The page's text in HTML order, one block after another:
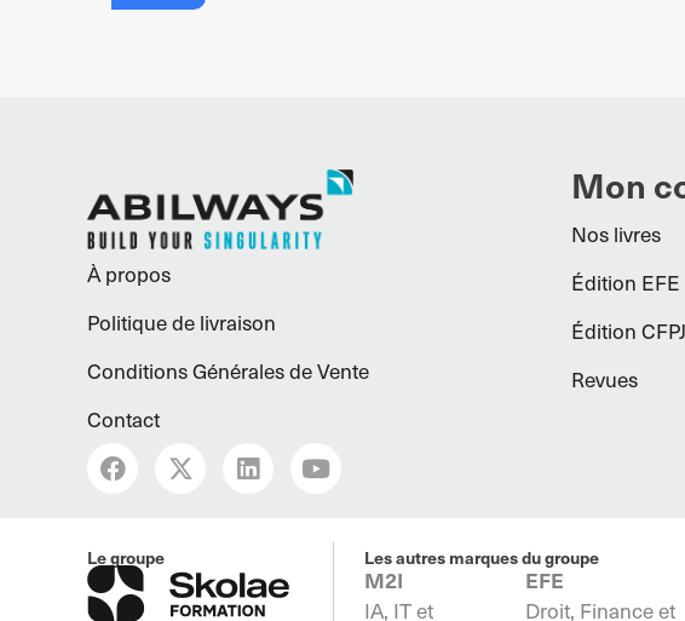
À propos
Politique de livraison
Conditions Générales de Vente
Contact
F
a
b
o
o
X
-
t
t
L
i
d
i
Y
o
Mon
Nos livres
Édition EFE
Édition CFPJ
Revues
Le groupe Les autres marques du groupe
M2I
IA, IT et
EFE
Droit, Finance et